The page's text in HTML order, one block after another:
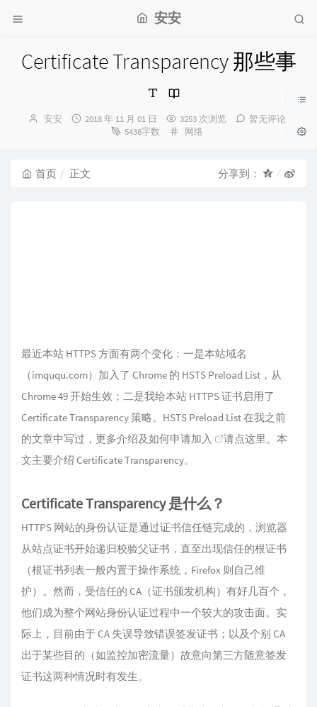
安安
Certificate Transparency 那些事
博
安安
发
2018 年 11 月 01 日 3253 次浏览
暂无评论
5438字数
分
网络
首页 正文 分享到：
最近本站 HTTPS 方面有两个变化：一是本站域名
（imququ.com）加入了 Chrome 的 HSTS Preload List，从
Chrome 49 开始生效；二是我给本站 HTTPS 证书启用了
Certificate Transparency 策略。HSTS Preload List 在我之前
的文章中写过，更多介绍及如何申请加入
请点这里。本
文主要介绍 Certificate Transparency。
Certificate Transparency 是什么？
HTTPS 网站的身份认证是通过证书信任链完成的，浏览器
从站点证书开始递归校验父证书，直至出现信任的根证书
（根证书列表一般内置于操作系统，Firefox 则自己维
护）。然而，受信任的 CA（证书颁发机构）有好几百个，
他们成为整个网站身份认证过程中一个较大的攻击面。实
际上，目前由于 CA 失误导致错误签发证书；以及个别 CA
出于某些目的（如监控加密流量）故意向第三方随意签发
证书这两种情况时有发生。